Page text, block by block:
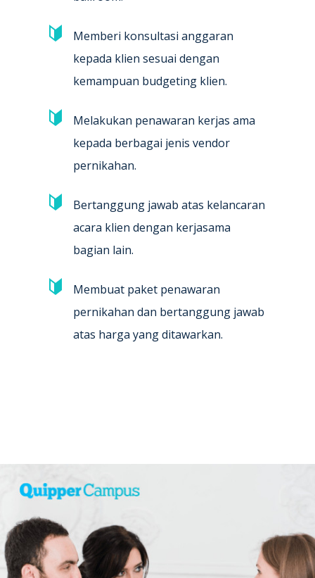
Memberi konsultasi anggaran
kepada klien sesuai dengan
kemampuan budgeting klien.
Melakukan penawaran kerjas ama
kepada berbagai jenis vendor
pernikahan.
Bertanggung jawab atas kelancaran
acara klien dengan kerjasama
bagian lain.
Membuat paket penawaran
pernikahan dan bertanggung jawab
atas harga yang ditawarkan.